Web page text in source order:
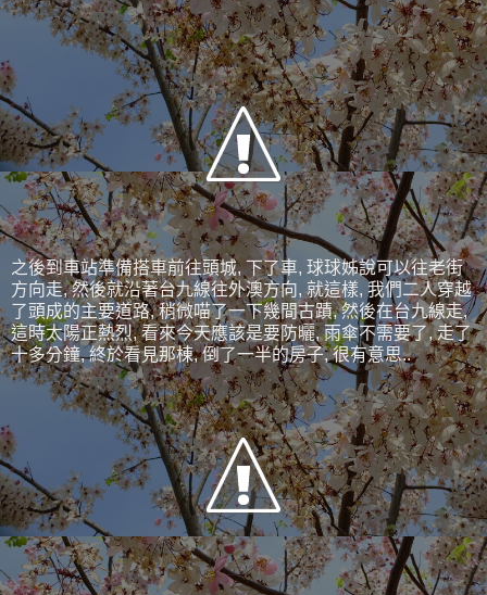
之後到車站準備搭車前往頭城, 下了車, 球球姊說可以往老街
方向走, 然後就沿著台九線往外澳方向, 就這樣, 我們二人穿越
了頭成的主要道路, 稍微喵了一下幾間古蹟, 然後在台九線走,
這時太陽正熱烈, 看來今天應該是要防曬, 雨傘不需要了, 走了
十多分鐘, 終於看見那棟, 倒了一半的房子, 很有意思..